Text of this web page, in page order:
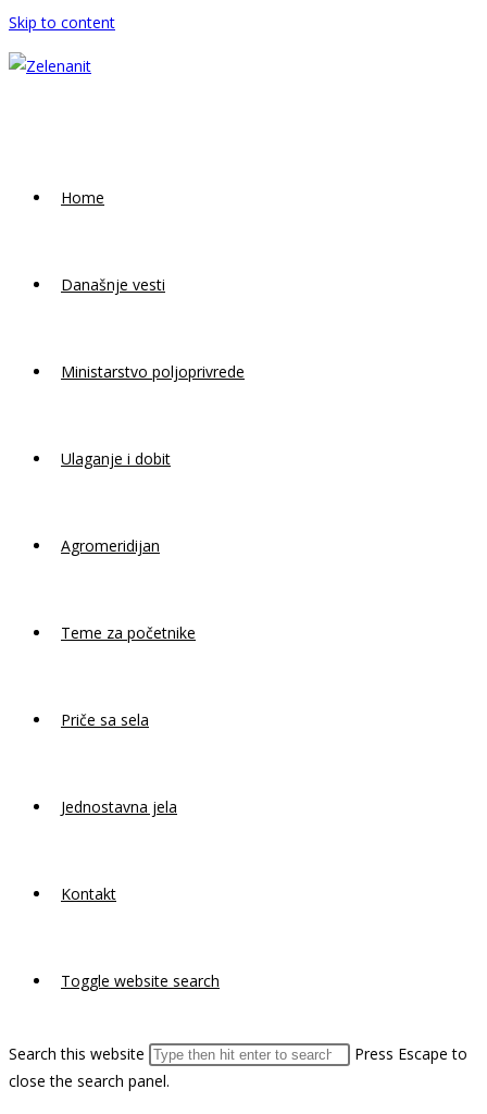
Skip to content
Home
Današnje vesti
Ministarstvo poljoprivrede
Ulaganje i dobit
Agromeridijan
Teme za početnike
Priče sa sela
Jednostavna jela
Kontakt
Toggle website search
Search this website
Press Escape to
close the search panel.